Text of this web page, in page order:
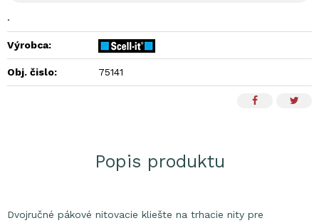
.
Výrobca:
Obj. čislo: 75141
Popis produktu
Dvojručné pákové nitovacie kliešte na trhacie nity pre